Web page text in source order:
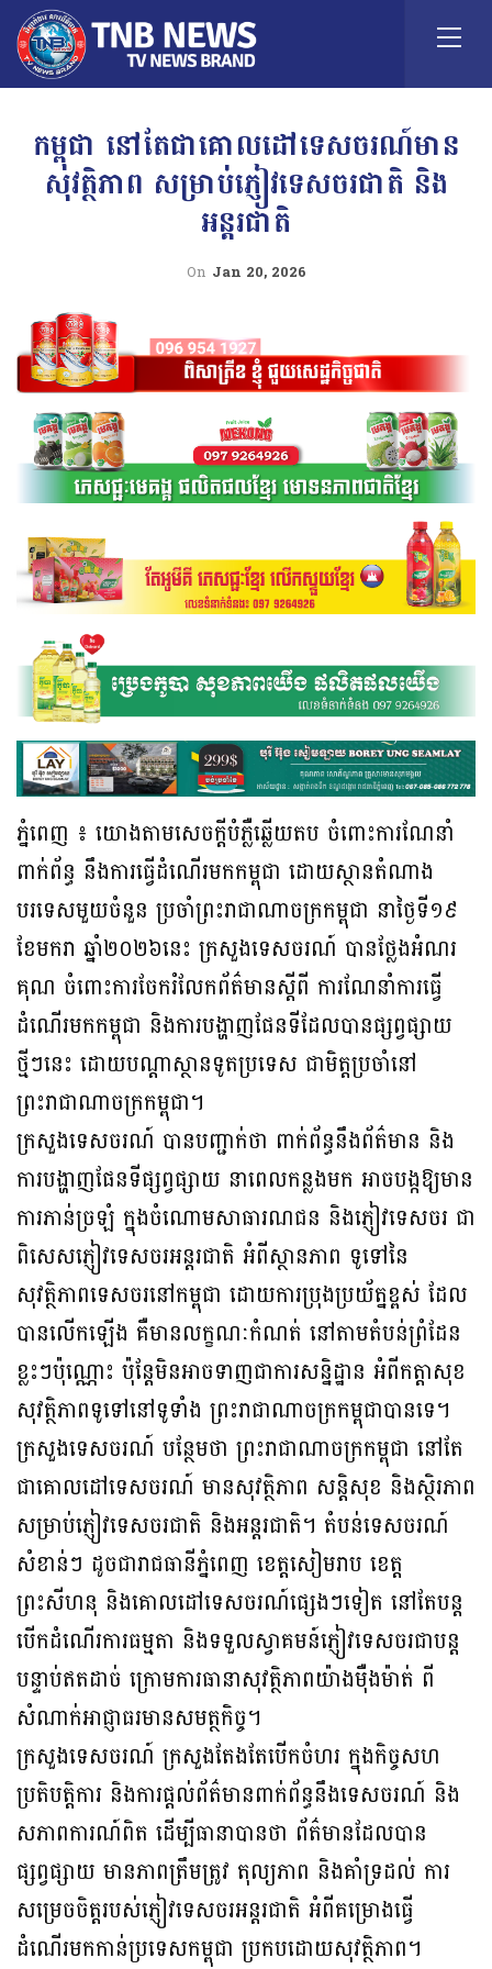
កម្ពុជា នៅតែជាគោលដៅទេសចរណ៍មាន
សុវត្ថិភាព សម្រាប់ភ្ញៀវទេសចរជាតិ និង
អន្តរជាតិ
On Jan 20, 2026
ភ្នំពេញ ៖ យោងតាមសេចក្តីបំភ្លឺឆ្លើយតប ចំពោះការណែនាំ
ពាក់ព័ន្ធ នឹងការធ្វើដំណើរមកកម្ពុជា ដោយស្ថានតំណាង
បរទេសមួយចំនួន ប្រចាំព្រះរាជាណាចក្រកម្ពុជា នាថ្ងៃទី១៩
ខែមករា ឆ្នាំ២០២៦នេះ ក្រសួងទេសចរណ៍ បានថ្លែងអំណរ
គុណ ចំពោះការចែករំលែកព័ត៌មានស្តីពី ការណែនាំការធ្វើ
ដំណើរមកកម្ពុជា និងការបង្ហាញផែនទីដែលបានផ្សព្វផ្សាយ
ថ្មីៗនេះ ដោយបណ្តាស្ថានទូតប្រទេស ជាមិត្តប្រចាំនៅ
ព្រះរាជាណាចក្រកម្ពុជា។
ក្រសួងទេសចរណ៍ បានបញ្ជាក់ថា ពាក់ព័ន្ធនឹងព័ត៌មាន និង
ការបង្ហាញផែនទីផ្សព្វផ្សាយ នាពេលកន្លងមក អាចបង្កឱ្យមាន
ការភាន់ច្រឡំ ក្នុងចំណោមសាធារណជន និងភ្ញៀវទេសចរ ជា
ពិសេសភ្ញៀវទេសចរអន្តរជាតិ អំពីស្ថានភាព ទូទៅនៃ
សុវត្ថិភាពទេសចរនៅកម្ពុជា ដោយការប្រុងប្រយ័ត្នខ្ពស់ ដែល
បានលើកឡើង គឺមានលក្ខណៈកំណត់ នៅតាមតំបន់ព្រំដែន
ខ្លះៗប៉ុណ្ណោះ ប៉ុន្តែមិនអាចទាញជាការសន្និដ្ឋាន អំពីកត្តាសុខ
សុវត្ថិភាពទូទៅនៅទូទាំង ព្រះរាជាណាចក្រកម្ពុជាបានទេ។
ក្រសួងទេសចរណ៍ បន្ថែមថា ព្រះរាជាណាចក្រកម្ពុជា នៅតែ
ជាគោលដៅទេសចរណ៍ មានសុវត្ថិភាព សន្តិសុខ និងស្ថិរភាព
សម្រាប់ភ្ញៀវទេសចរជាតិ និងអន្តរជាតិ។ តំបន់ទេសចរណ៍
សំខាន់ៗ ដូចជារាជធានីភ្នំពេញ ខេត្តសៀមរាប ខេត្ត
ព្រះសីហនុ និងគោលដៅទេសចរណ៍ផ្សេងៗទៀត នៅតែបន្ត
បើកដំណើរការធម្មតា និងទទួលស្វាគមន៍ភ្ញៀវទេសចរជាបន្ត
បន្ទាប់ឥតដាច់ ក្រោមការធានាសុវត្ថិភាពយ៉ាងម៉ឺងម៉ាត់ ពី
សំណាក់អាជ្ញាធរមានសមត្ថកិច្ច។
ក្រសួងទេសចរណ៍ ក្រសួងតែងតែបើកចំហរ ក្នុងកិច្ចសហ
ប្រតិបត្តិការ និងការផ្តល់ព័ត៌មានពាក់ព័ន្ធនឹងទេសចរណ៍ និង
សភាពការណ៍ពិត ដើម្បីធានាបានថា ព័ត៌មានដែលបាន
ផ្សព្វផ្សាយ មានភាពត្រឹមត្រូវ តុល្យភាព និងគាំទ្រដល់ ការ
សម្រេចចិត្តរបស់ភ្ញៀវទេសចរអន្តរជាតិ អំពីគម្រោងធ្វើ
ដំណើរមកកាន់ប្រទេសកម្ពុជា ប្រកបដោយសុវត្ថិភាព។